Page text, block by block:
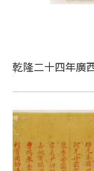
乾隆二十四年廣